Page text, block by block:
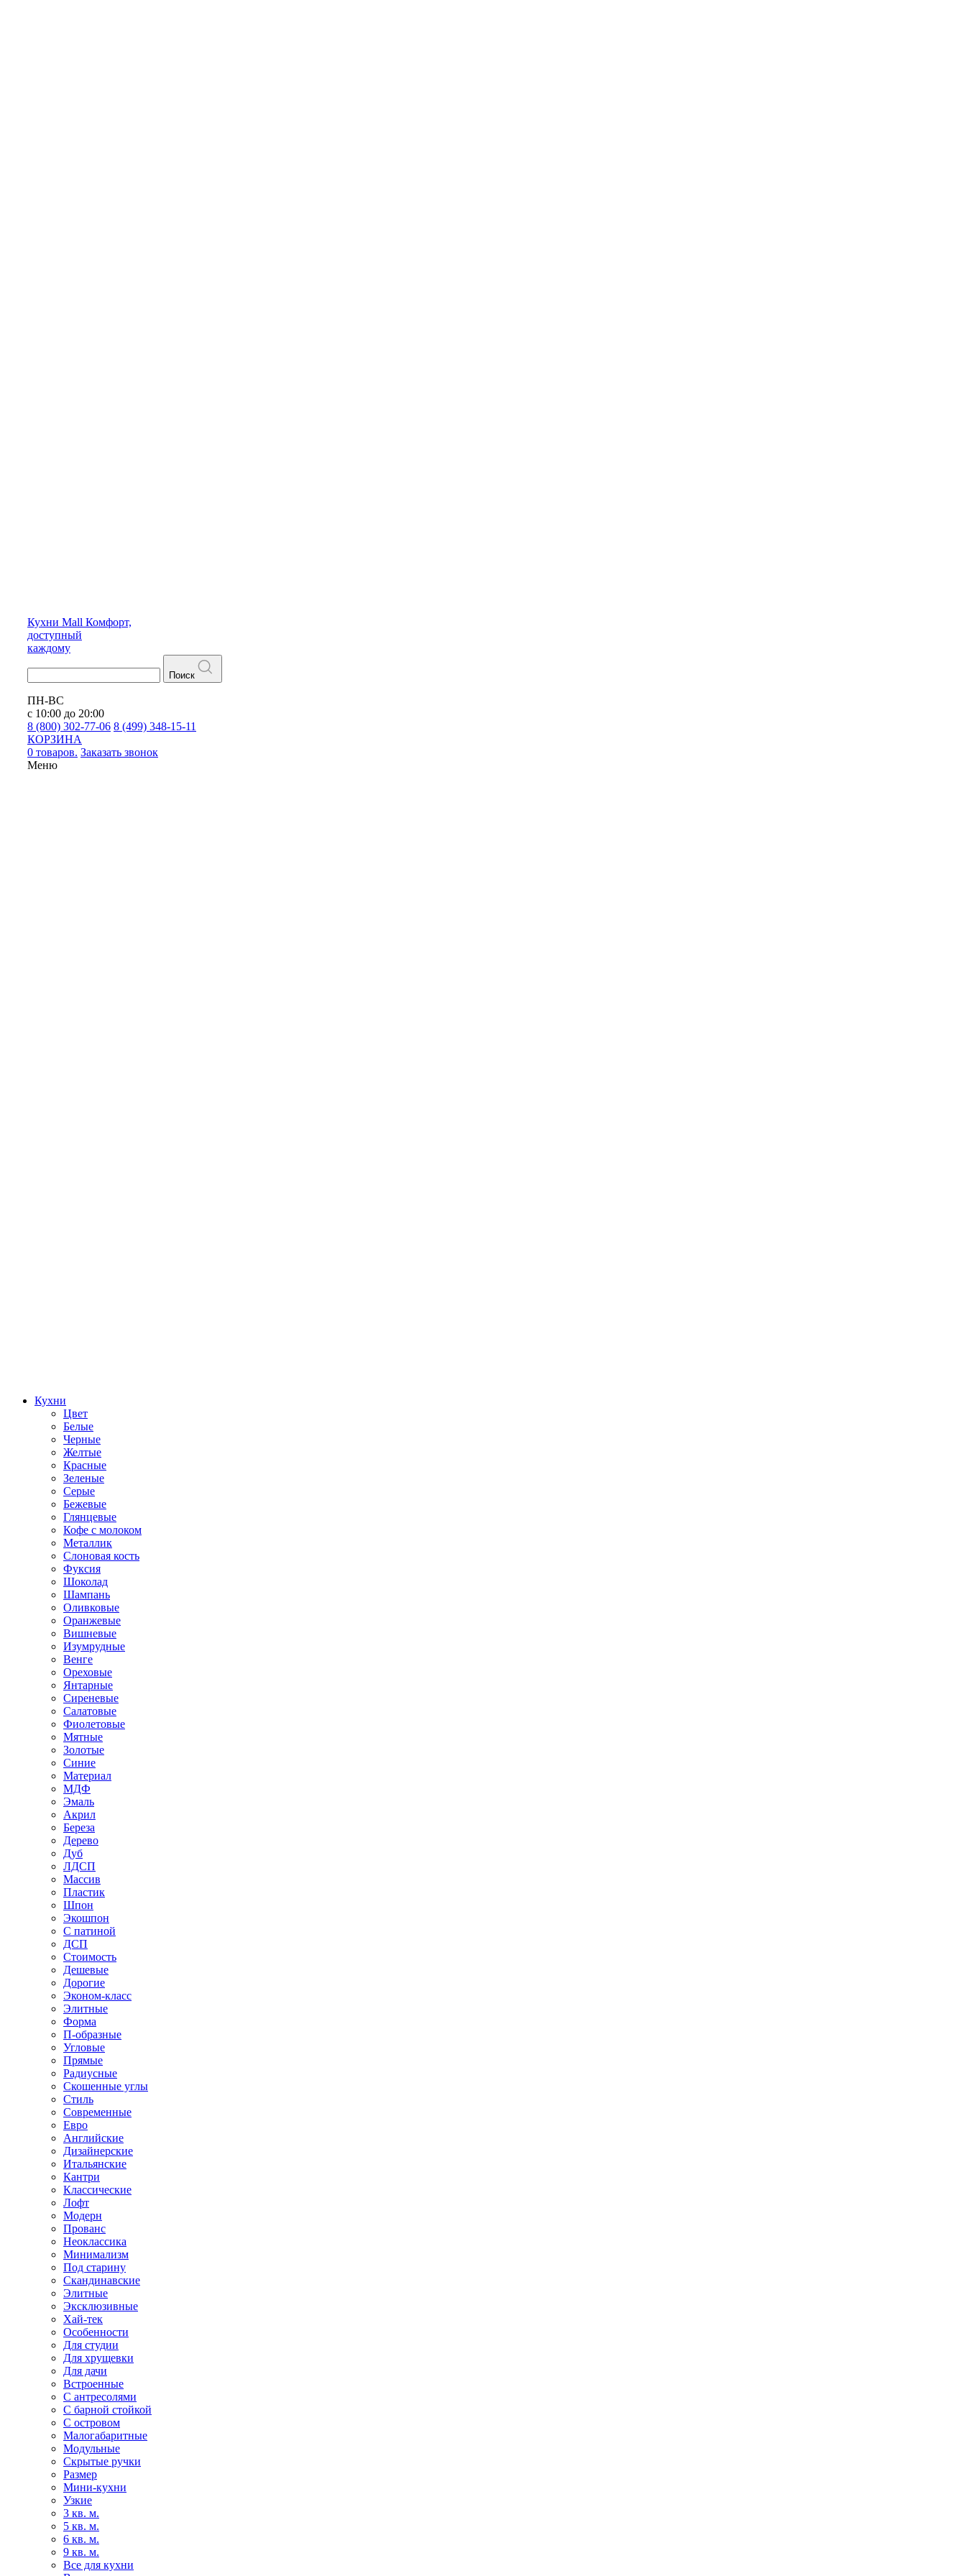
Кухни Mall Комфорт,
доступный
каждому
Поиск
ПН-ВС
с 10:00 до 20:00
8 (800) 302-77-06 8 (499) 348-15-11
КОРЗИНА
0 товаров. Заказать звонок
Меню
Кухни
Цвет
Белые
Черные
Желтые
Красные
Зеленые
Серые
Бежевые
Глянцевые
Кофе с молоком
Металлик
Слоновая кость
Фуксия
Шоколад
Шампань
Оливковые
Оранжевые
Вишневые
Изумрудные
Венге
Ореховые
Янтарные
Сиреневые
Салатовые
Фиолетовые
Мятные
Золотые
Синие
Материал
МДФ
Эмаль
Акрил
Береза
Дерево
Дуб
ЛДСП
Массив
Пластик
Шпон
Экошпон
С патиной
ДСП
Стоимость
Дешевые
Дорогие
Эконом-класс
Элитные
Форма
П-образные
Угловые
Прямые
Радиусные
Скошенные углы
Стиль
Современные
Евро
Английские
Дизайнерские
Итальянские
Кантри
Классические
Лофт
Модерн
Прованс
Неоклассика
Минимализм
Под старину
Скандинавские
Элитные
Эксклюзивные
Хай-тек
Особенности
Для студии
Для хрущевки
Для дачи
Встроенные
С антресолями
С барной стойкой
С островом
Малогабаритные
Модульные
Скрытые ручки
Размер
Мини-кухни
Узкие
3 кв. м.
5 кв. м.
6 кв. м.
9 кв. м.
Все для кухни